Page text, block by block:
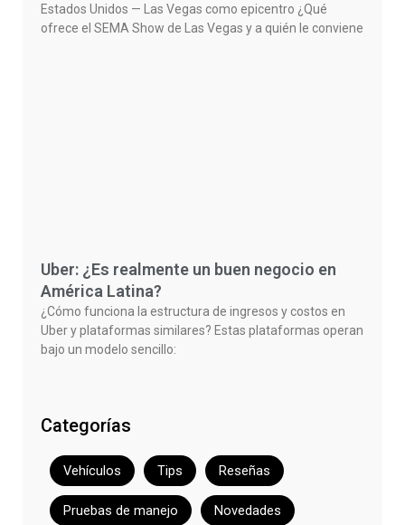
Estados Unidos — Las Vegas como epicentro ¿Qué
ofrece el SEMA Show de Las Vegas y a quién le conviene
Uber: ¿Es realmente un buen negocio en
América Latina?
¿Cómo funciona la estructura de ingresos y costos en
Uber y plataformas similares? Estas plataformas operan
bajo un modelo sencillo:
Categorías
Vehículos Tips Reseñas
Pruebas de manejo Novedades